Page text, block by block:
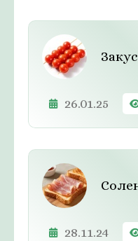
26.01.25
28.11.24